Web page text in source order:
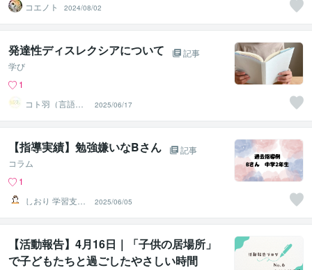
コエノト
2024/08/02
発達性ディスレクシアについて
記事
学び
1
コト羽（言語聴
覚士）
2025/06/17
【指導実績】勉強嫌いなBさん
記事
コラム
1
しおり 学習支
援・コーチング
2025/06/05
【活動報告】4月16日｜「子供の居場所」
で子どもたちと過ごしたやさしい時間